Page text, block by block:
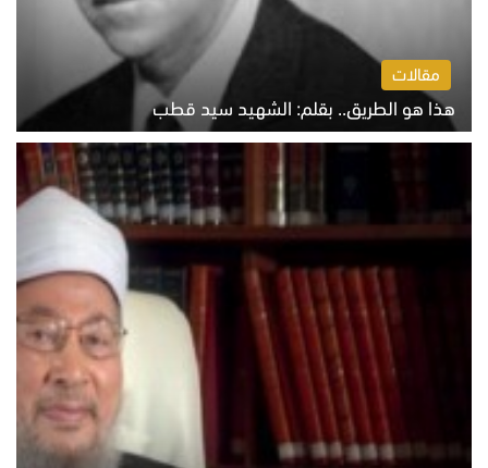
مقالات
هذا هو الطريق.. بقلم: الشهيد سيد قطب
الخميس 6 أغسطس 2026 10:52 ص